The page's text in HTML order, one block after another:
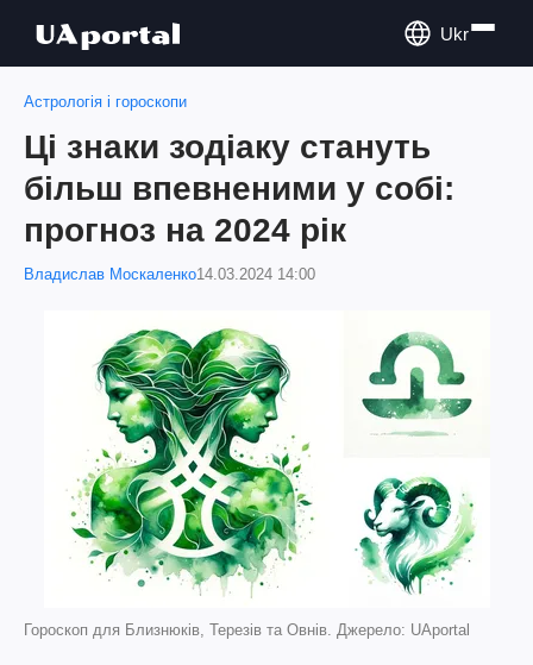
Ukr
Астрологія і гороскопи
Ці знаки зодіаку стануть
більш впевненими у собі:
прогноз на 2024 рік
Владислав Москаленко14.03.2024 14:00
Гороскоп для Близнюків, Терезів та Овнів. Джерело: UAportal